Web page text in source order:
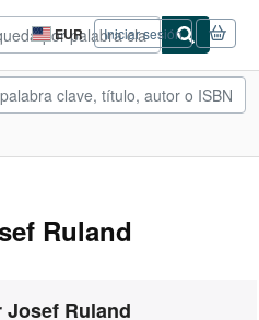
EUR
Preferencias
de
compra
del
Iniciar sesión
Ruland
Ruland